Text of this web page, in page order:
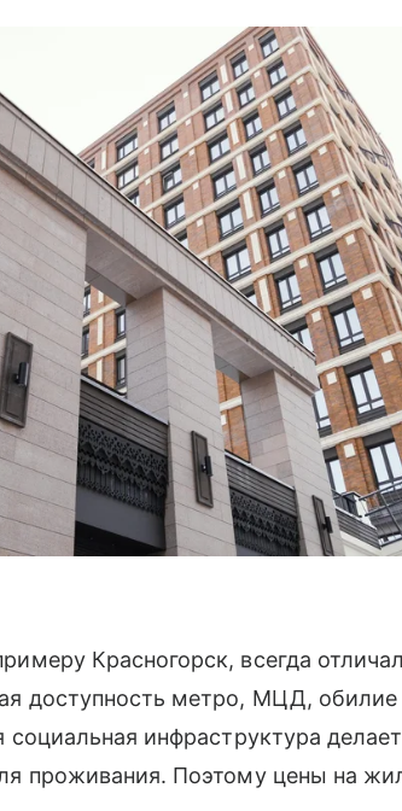
Красногорск, всегда
доступность метро, МЦД, обилие
инфраструктура
проживания. Поэтому цены на